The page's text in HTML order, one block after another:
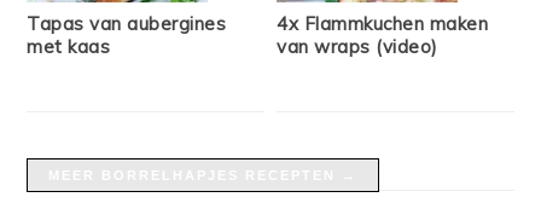
Tapas van aubergines
met kaas
4x Flammkuchen maken
van wraps (video)